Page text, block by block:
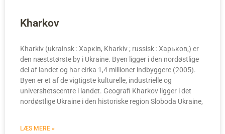
Kharkov
Kharkiv (ukrainsk : Харків, Kharkiv ; russisk : Харьков,) er
den næststørste by i Ukraine. Byen ligger i den nordøstlige
del af landet og har cirka 1,4 millioner indbyggere (2005).
Byen er et af de vigtigste kulturelle, industrielle og
universitetscentre i landet. Geografi Kharkov ligger i det
nordøstlige Ukraine i den historiske region Sloboda Ukraine,
LÆS MERE »